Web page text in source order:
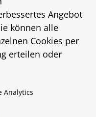
Angebot
können alle
Cookies per
erteilen oder
Analytics